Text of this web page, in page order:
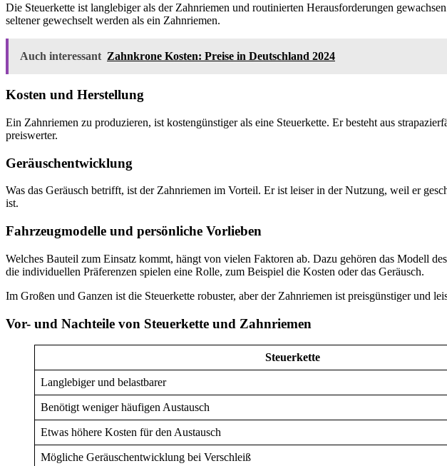
Die Steuerkette ist langlebiger als der Zahnriemen und routinierten Herausforderungen
seltener gewechselt werden als ein Zahnriemen.
Auch interessant Zahnkrone Kosten: Preise in Deutschland 2024
Kosten und Herstellung
Ein Zahnriemen zu produzieren, ist kostengünstiger als eine Steuerkette. Er besteht aus
preiswerter.
Geräuschentwicklung
Was das Geräusch betrifft, ist der Zahnriemen im Vorteil. Er ist leiser in der Nutzung, weil er
ist.
Fahrzeugmodelle und persönliche Vorlieben
Welches Bauteil zum Einsatz kommt, hängt von vielen Faktoren ab. Dazu gehören das Modell
die individuellen Präferenzen spielen eine Rolle, zum Beispiel die Kosten oder das Geräusch.
Im Großen und Ganzen ist die Steuerkette robuster, aber der Zahnriemen ist preisgünstiger und
Vor- und Nachteile von Steuerkette und Zahnriemen
Steuerkette
Langlebiger und belastbarer
Benötigt weniger häufigen Austausch
Etwas höhere Kosten für den Austausch
Mögliche Geräuschentwicklung bei Verschleiß